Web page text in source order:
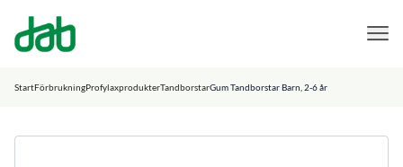
DAB Dental
StartFörbrukningProfylaxprodukterTandborstarGum Tandborstar Barn, 2-6 år